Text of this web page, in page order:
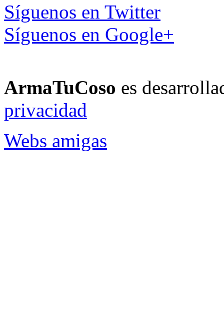
Síguenos en Twitter
Síguenos en Google+
ArmaTuCoso es
privacidad
Webs amigas